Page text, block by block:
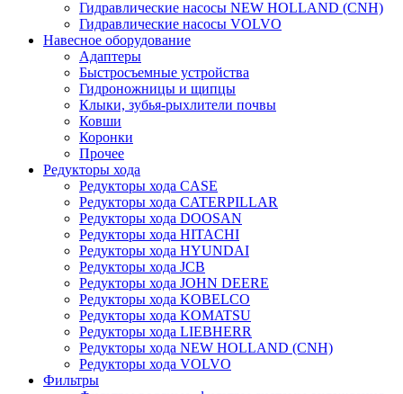
Гидравлические насосы NEW HOLLAND (CNH)
Гидравлические насосы VOLVO
Навесное оборудование
Адаптеры
Быстросъемные устройства
Гидроножницы и щипцы
Клыки, зубья-рыхлители почвы
Ковши
Коронки
Прочее
Редукторы хода
Редукторы хода CASE
Редукторы хода CATERPILLAR
Редукторы хода DOOSAN
Редукторы хода HITACHI
Редукторы хода HYUNDAI
Редукторы хода JCB
Редукторы хода JOHN DEERE
Редукторы хода KOBELCO
Редукторы хода KOMATSU
Редукторы хода LIEBHERR
Редукторы хода NEW HOLLAND (CNH)
Редукторы хода VOLVO
Фильтры